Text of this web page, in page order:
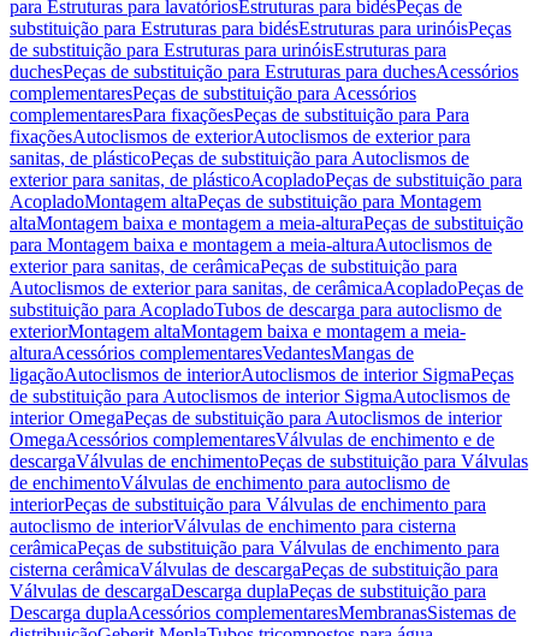
para Estruturas para lavatóriosEstruturas para bidésPeças de
substituição para Estruturas para bidésEstruturas para urinóisPeças
de substituição para Estruturas para urinóisEstruturas para
duchesPeças de substituição para Estruturas para duchesAcessórios
complementaresPeças de substituição para Acessórios
complementaresPara fixaçõesPeças de substituição para Para
fixaçõesAutoclismos de exteriorAutoclismos de exterior para
sanitas, de plásticoPeças de substituição para Autoclismos de
exterior para sanitas, de plásticoAcopladoPeças de substituição para
AcopladoMontagem altaPeças de substituição para Montagem
altaMontagem baixa e montagem a meia-alturaPeças de substituição
para Montagem baixa e montagem a meia-alturaAutoclismos de
exterior para sanitas, de cerâmicaPeças de substituição para
Autoclismos de exterior para sanitas, de cerâmicaAcopladoPeças de
substituição para AcopladoTubos de descarga para autoclismo de
exteriorMontagem altaMontagem baixa e montagem a meia-
alturaAcessórios complementaresVedantesMangas de
ligaçãoAutoclismos de interiorAutoclismos de interior SigmaPeças
de substituição para Autoclismos de interior SigmaAutoclismos de
interior OmegaPeças de substituição para Autoclismos de interior
OmegaAcessórios complementaresVálvulas de enchimento e de
descargaVálvulas de enchimentoPeças de substituição para Válvulas
de enchimentoVálvulas de enchimento para autoclismo de
interiorPeças de substituição para Válvulas de enchimento para
autoclismo de interiorVálvulas de enchimento para cisterna
cerâmicaPeças de substituição para Válvulas de enchimento para
cisterna cerâmicaVálvulas de descargaPeças de substituição para
Válvulas de descargaDescarga duplaPeças de substituição para
Descarga duplaAcessórios complementaresMembranasSistemas de